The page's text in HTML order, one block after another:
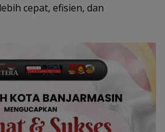
cepat, efisien, dan